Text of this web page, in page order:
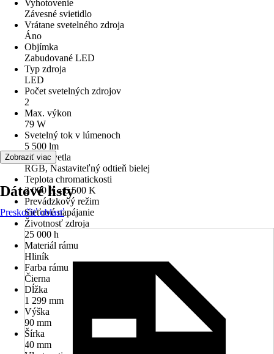
Vyhotovenie
Závesné svietidlo
Vrátane svetelného zdroja
Áno
Objímka
Zabudované LED
Typ zdroja
LED
Počet svetelných zdrojov
2
Max. výkon
79 W
Svetelný tok v lúmenoch
5 500 lm
Farba svetla
RGB, Nastaviteľný odtieň bielej
Teplota chromatickosti
2 000 K - 6 500 K
Prevádzkový režim
Sieťové napájanie
Životnosť zdroja
25 000 h
Materiál rámu
Hliník
Farba rámu
Čierna
Dĺžka
1 299 mm
Výška
90 mm
Šírka
40 mm
Zobraziť viac
Dátové listy
Preskočiť oblasť